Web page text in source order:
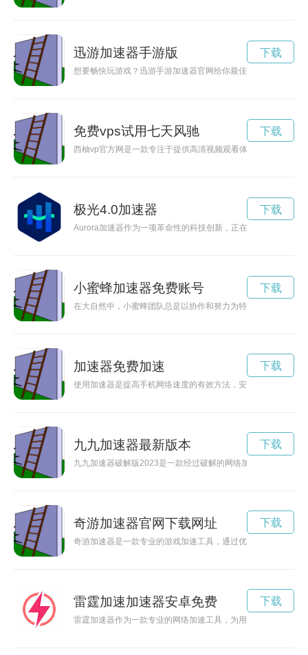
迅游加速器手游版
想要畅快玩游戏？迅游手游加速器官网给你最佳解决方案！点
下载
免费vps试用七天风驰
西柚vp官方网是一款专注于提供高清视频观看体验的平台，无
下载
极光4.0加速器
Aurora加速器作为一项革命性的科技创新，正在引领高速发展
下载
小蜜蜂加速器免费账号
在大自然中，小蜜蜂团队总是以协作和努力为特点，他们能够
下载
加速器免费加速
使用加速器是提高手机网络速度的有效方法，安卓系统上有各
下载
九九加速器最新版本
九九加速器破解版2023是一款经过破解的网络加速器，可帮助
下载
奇游加速器官网下载网址
奇游加速器是一款专业的游戏加速工具，通过优化网络连接，
下载
雷霆加速加速器安卓免费
雷霆加速器作为一款专业的网络加速工具，为用户提供更加稳
下载